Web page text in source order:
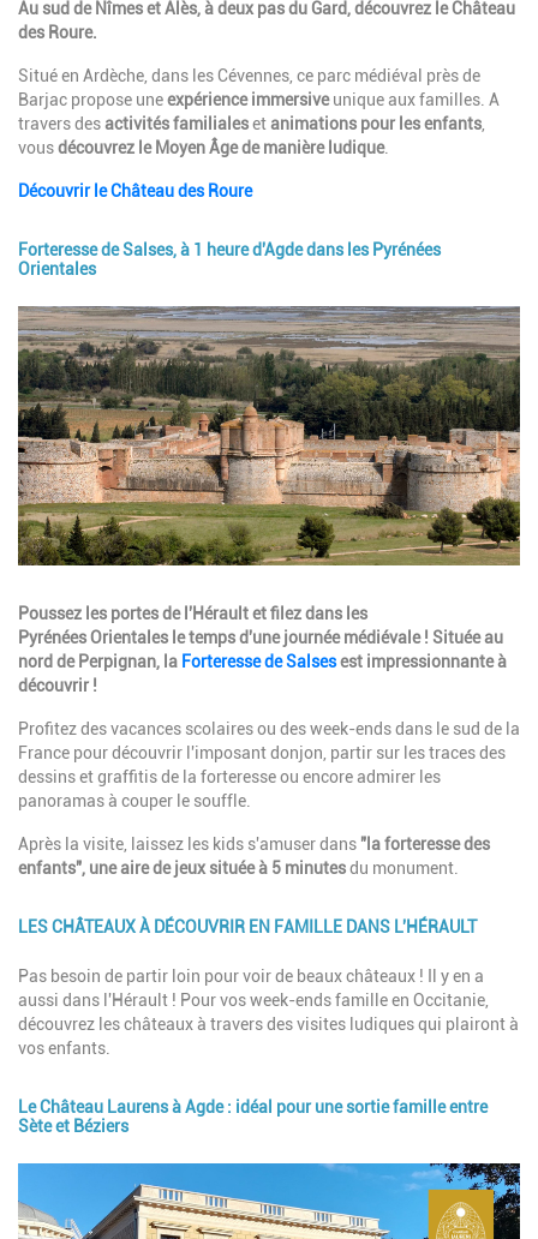
Description
Au sud de Nîmes et Alès, à deux pas du Gard, découvrez le Château
des Roure.
Situé en Ardèche, dans les Cévennes, ce parc médiéval près de
Barjac propose uneexpérience immersiveunique aux familles. A
travers desactivités familialesetanimations pour les enfants,
vousdécouvrez le Moyen Âge de manière ludique.
Découvrir le Château des Roure
Forteresse de Salses, à 1 heure d'Agde dans les Pyrénées
Orientales
Image
Description
Poussez les portes de l'Hérault et filez dans les
Pyrénées Orientales le temps d'une journée médiévale ! Située au
nord de Perpignan, la Forteresse de Salsesest impressionnante à
découvrir !
Profitez des vacances scolaires ou des week-ends dans le sud de la
France pour découvrir l'imposant donjon, partir sur les traces des
dessins et graffitis de la forteresse ou encore admirer les
panoramas à couper le souffle.
Après la visite, laissez les kids s'amuser dans "la forteresse des
enfants", une aire de jeux située à 5 minutesdu monument.
LES CHÂTEAUX À DÉCOUVRIR EN FAMILLE DANS L'HÉRAULT
Description
Pas besoin de partir loin pour voir de beaux châteaux ! Il y en a
aussi dans l'Hérault ! Pour vos week-ends famille en Occitanie,
découvrez les châteaux à travers des visites ludiques qui plairont à
vos enfants.
Le Château Laurens à Agde : idéal pour une sortie famille entre
Sète et Béziers